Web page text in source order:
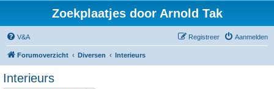
Zoekplaatjes door Arnold Tak
V&A Aanmelden
Registreer
Forumoverzicht Diversen Interieurs
Interieurs